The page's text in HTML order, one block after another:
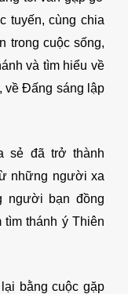
tuyến, cùng chia
trong cuộc sống,
và tìm hiểu về
về Đấng sáng lập
sẻ đã trở thành
những người xa
người bạn đồng
tìm thánh ý Thiên
bằng cuộc gặp